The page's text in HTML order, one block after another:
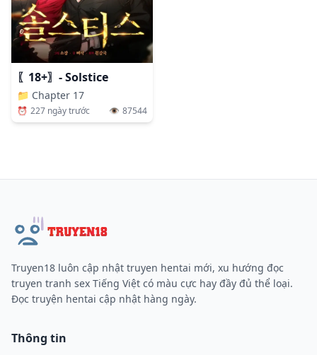
〖18+〗- Solstice
📁 Chapter 17
⏰ 227 ngày trước 👁️ 87544
Truyen18 luôn cập nhật truyen hentai mới, xu hướng đọc
truyen tranh sex Tiếng Việt có màu cực hay đầy đủ thể loại.
Đọc truyện hentai cập nhật hàng ngày.
Thông tin